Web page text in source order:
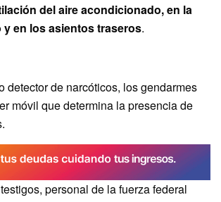
del aire acondicionado, en la
y en los asientos traseros.
detector de narcóticos, los gendarmes
móvil que determina la presencia de
personal de la fuerza federal